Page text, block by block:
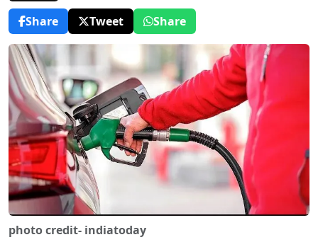
Share
Tweet Share
photo credit- indiatoday